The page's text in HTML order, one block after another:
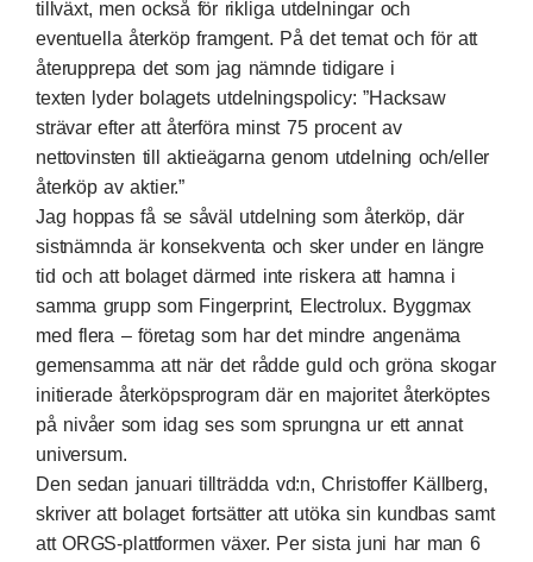
tillväxt, men också för rikliga utdelningar och
eventuella återköp framgent. På det temat och för att
återupprepa det som jag nämnde tidigare i
texten lyder bolagets utdelningspolicy: ”Hacksaw
strävar efter att återföra minst 75 procent av
nettovinsten till aktieägarna genom utdelning och/eller
återköp av aktier.”
Jag hoppas få se såväl utdelning som återköp, där
sistnämnda är konsekventa och sker under en längre
tid och att bolaget därmed inte riskera att hamna i
samma grupp som Fingerprint, Electrolux. Byggmax
med flera – företag som har det mindre angenäma
gemensamma att när det rådde guld och gröna skogar
initierade återköpsprogram där en majoritet återköptes
på nivåer som idag ses som sprungna ur ett annat
universum.
Den sedan januari tillträdda vd:n, Christoffer Källberg,
skriver att bolaget fortsätter att utöka sin kundbas samt
att ORGS-plattformen växer. Per sista juni har man 6